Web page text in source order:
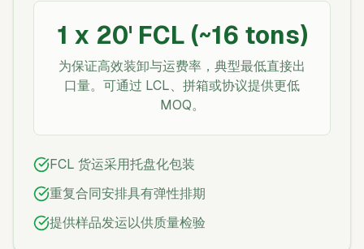
1 x 20' FCL (~16 tons)
为保证高效装卸与运费率，典型最低直接出
口量。可通过 LCL、拼箱或协议提供更低
MOQ。
FCL 货运采用托盘化包装
重复合同安排具有弹性排期
提供样品发运以供质量检验